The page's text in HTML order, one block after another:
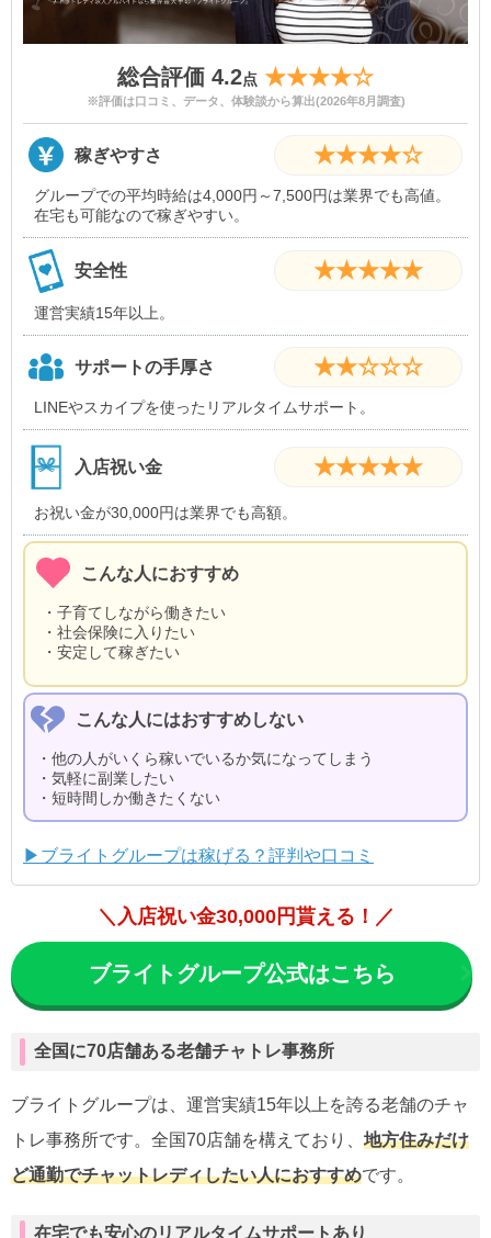
総合評価 4.2点 ★★★★☆
※評価は口コミ、データ、体験談から算出(2026年8月調査)
稼ぎやすさ ★★★★☆
グループでの平均時給は4,000円～7,500円は業界でも高値。
在宅も可能なので稼ぎやすい。
安全性 ★★★★★
運営実績15年以上。
サポートの手厚さ ★★☆☆☆
LINEやスカイプを使ったリアルタイムサポート。
入店祝い金 ★★★★★
お祝い金が30,000円は業界でも高額。
こんな人におすすめ
・子育てしながら働きたい
・社会保険に入りたい
・安定して稼ぎたい
こんな人にはおすすめしない
・他の人がいくら稼いでいるか気になってしまう
・気軽に副業したい
・短時間しか働きたくない
▶ブライトグループは稼げる？評判や口コミ
＼入店祝い金30,000円貰える！／
ブライトグループ公式はこちら
全国に70店舗ある老舗チャトレ事務所
ブライトグループは、運営実績15年以上を誇る老舗のチャ
トレ事務所です。全国70店舗を構えており、 地方住みだけ
ど通勤でチャットレディしたい人におすすめです。
在宅でも安心のリアルタイムサポートあり